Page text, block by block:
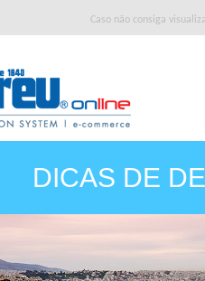
Caso não consiga
DICAS DE